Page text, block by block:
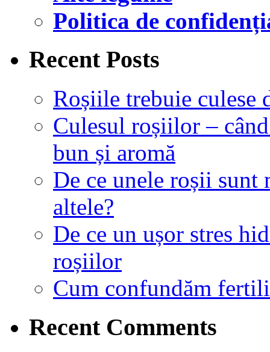
Politica de
Recent Posts
Roșiile trebuie culese
Culesul roșiilor –
bun și aromă
De ce unele roșii sunt
altele?
De ce un ușor stres
roșiilor
Cum confundăm
Recent Comments